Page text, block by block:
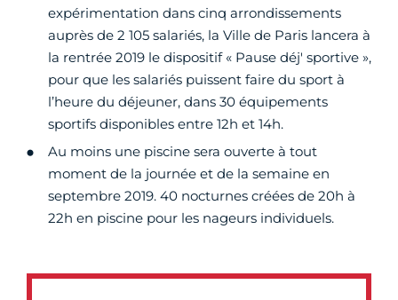
expérimentation dans cinq arrondissements
auprès de 2 105 salariés, la Ville de Paris lancera à
la rentrée 2019 le dispositif « Pause déj' sportive »,
pour que les salariés puissent faire du sport à
l’heure du déjeuner, dans 30 équipements
sportifs disponibles entre 12h et 14h.
Au moins une piscine sera ouverte à tout
moment de la journée et de la semaine en
septembre 2019. 40 nocturnes créées de 20h à
22h en piscine pour les nageurs individuels.